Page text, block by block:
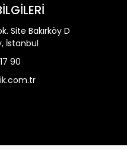
Site Bakırköy D
İstanbul
90